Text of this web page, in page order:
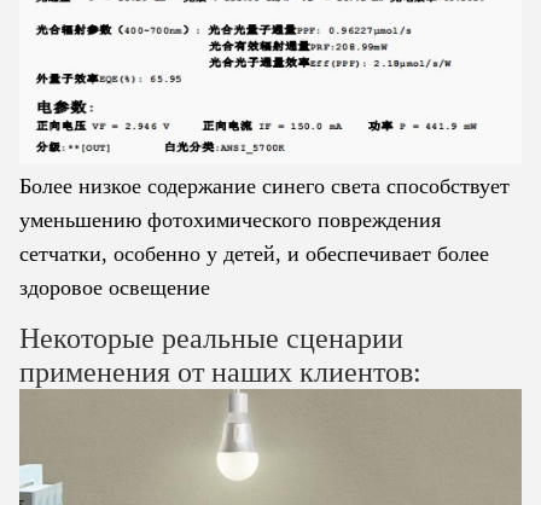
Более низкое содержание синего света способствует
уменьшению фотохимического повреждения
сетчатки, особенно у детей, и обеспечивает более
здоровое освещение
Некоторые реальные сценарии
применения от наших клиентов: